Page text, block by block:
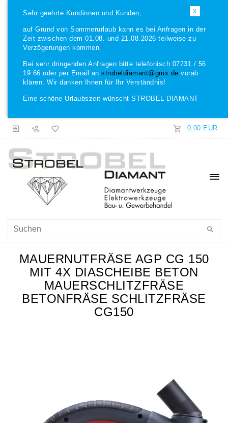
X
Sehr geehrte Kundinnen und Kunden,
auf Grund von Sommerurlaub kann es bei Anfragen in der
Zeit zwischen dem 01.08. und 21.08.2026 teilweise zu
Verzögerungen kommen.
Bei sehr dringenden Anfragen bitte telefonisch 07231 / 56
19 66 oder per Email an strobeldiamant@gmx.de vorab
klären. Wir danken Ihnen für Ihr Verständnis!
Eine schöne Urlaubszeit wünscht STROBEL DIAMANT
0,00 EUR
MAUERNUTFRÄSE AGP CG 150
MIT 4X DIASCHEIBE BETON
MAUERSCHLITZFRÄSE
BETONFRÄSE SCHLITZFRÄSE
CG150